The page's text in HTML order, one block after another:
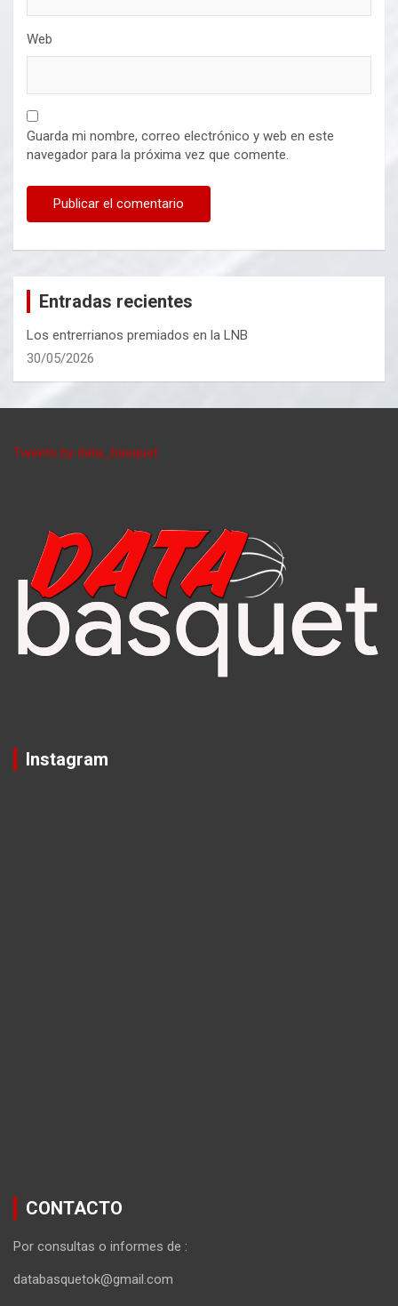
Web
Guarda mi nombre, correo electrónico y web en este
navegador para la próxima vez que comente.
Entradas recientes
Los entrerrianos premiados en la LNB
30/05/2026
Tweets by data_basquet
Instagram
CONTACTO
Por consultas o informes de :
databasquetok@gmail.com